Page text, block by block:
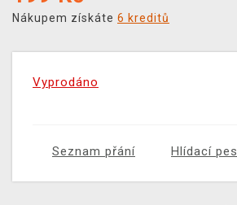
Nákupem získáte 6 kreditů
Vyprodáno
Seznam přání Hlídací pes